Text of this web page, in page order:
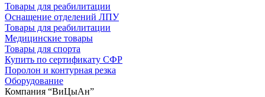
Товары для реабилитации
Оснащение отделений ЛПУ
Товары для реабилитации
Медицинские товары
Товары для спорта
Купить по сертификату СФР
Поролон и контурная резка
Оборудование
Компания “ВиЦыАн”